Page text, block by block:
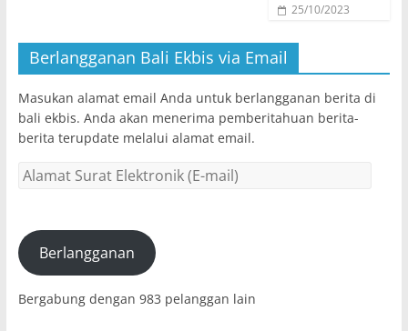
25/10/2023
Berlangganan Bali Ekbis via Email
Masukan alamat email Anda untuk berlangganan berita di
bali ekbis. Anda akan menerima pemberitahuan berita-
berita terupdate melalui alamat email.
Alamat
(E-
mail)Berlangganan
Bergabung dengan 983 pelanggan lain